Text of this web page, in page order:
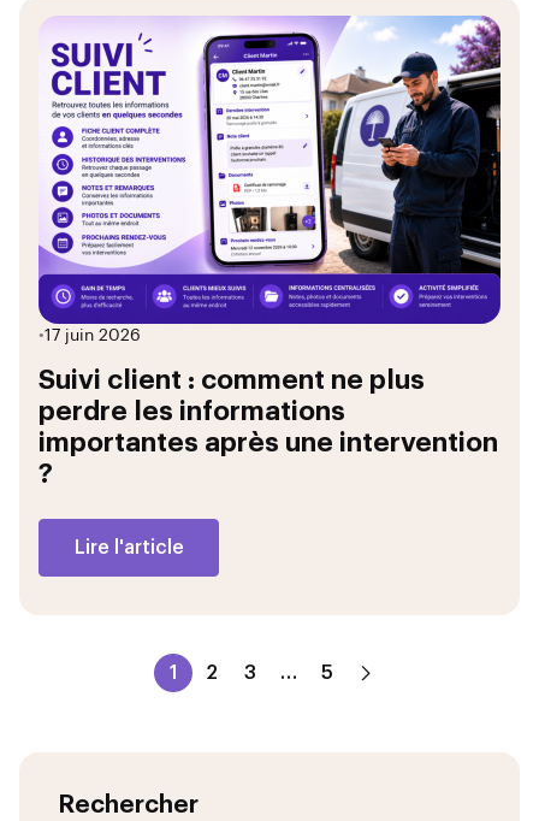
•17 juin 2026
Suivi client : comment ne plus
perdre les informations
importantes après une intervention
?
Lire l'article
1 2 3 … 5
Rechercher